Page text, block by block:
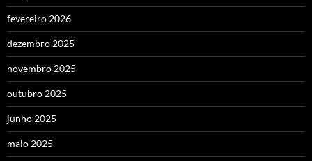
fevereiro 2026
dezembro 2025
novembro 2025
outubro 2025
junho 2025
maio 2025